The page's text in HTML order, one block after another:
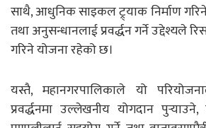
साथै, आधुनिक साइकल ट्र्याक निर्माण
तथा अनुसन्धानलाई प्रवर्द्धन गर्ने उद्देश्यले
गरिने योजना रहेको छ।
यस्तै, महानगरपालिकाले यो
प्रवर्द्धनमा उल्लेखनीय योगदान